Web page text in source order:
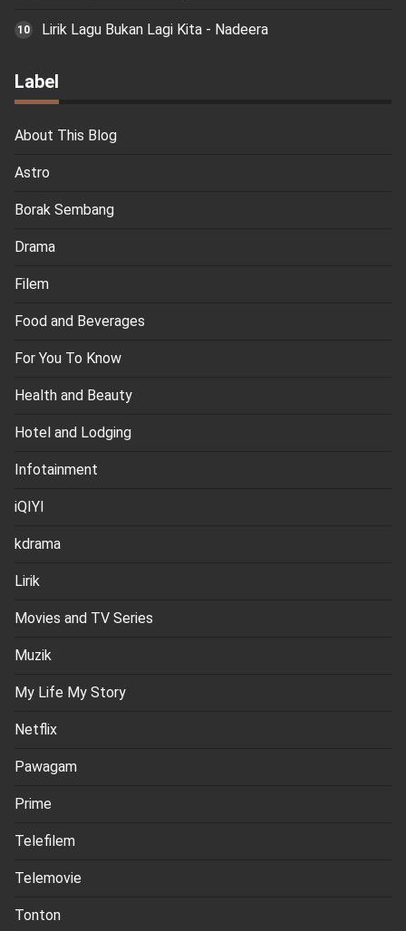
Lirik Lagu Bukan Lagi Kita - Nadeera
Label
About This Blog
Astro
Borak Sembang
Drama
Filem
Food and Beverages
For You To Know
Health and Beauty
Hotel and Lodging
Infotainment
iQIYI
kdrama
Lirik
Movies and TV Series
Muzik
My Life My Story
Netflix
Pawagam
Prime
Telefilem
Telemovie
Tonton